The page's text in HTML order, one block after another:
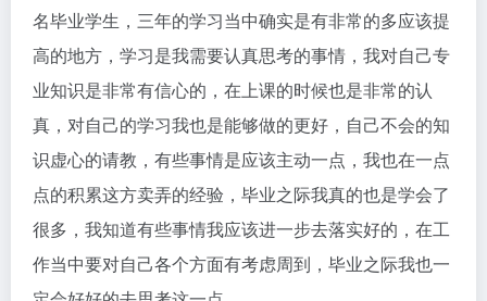
名毕业学生，三年的学习当中确实是有非常的多应该提
高的地方，学习是我需要认真思考的事情，我对自己专
业知识是非常有信心的，在上课的时候也是非常的认
真，对自己的学习我也是能够做的更好，自己不会的知
识虚心的请教，有些事情是应该主动一点，我也在一点
点的积累这方卖弄的经验，毕业之际我真的也是学会了
很多，我知道有些事情我应该进一步去落实好的，在工
作当中要对自己各个方面有考虑周到，毕业之际我也一